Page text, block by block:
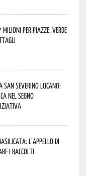
per piazze, verde
San Severino Lucano:
nel segno
l’appello di
i raccolti